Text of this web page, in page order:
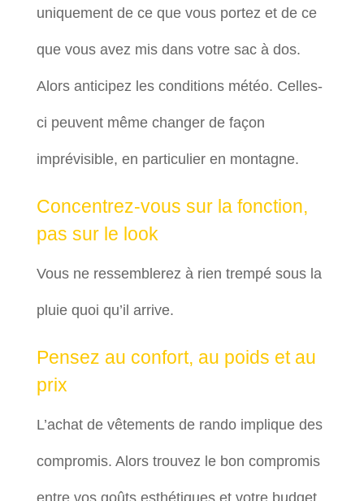
uniquement de ce que vous portez et de ce
que vous avez mis dans votre sac à dos.
Alors anticipez les conditions météo. Celles-
ci peuvent même changer de façon
imprévisible, en particulier en montagne.
Concentrez-vous sur la fonction,
pas sur le look
Vous ne ressemblerez à rien trempé sous la
pluie quoi qu’il arrive.
Pensez au confort, au poids et au
prix
L’achat de vêtements de rando implique des
compromis. Alors trouvez le bon compromis
entre vos goûts esthétiques et votre budget